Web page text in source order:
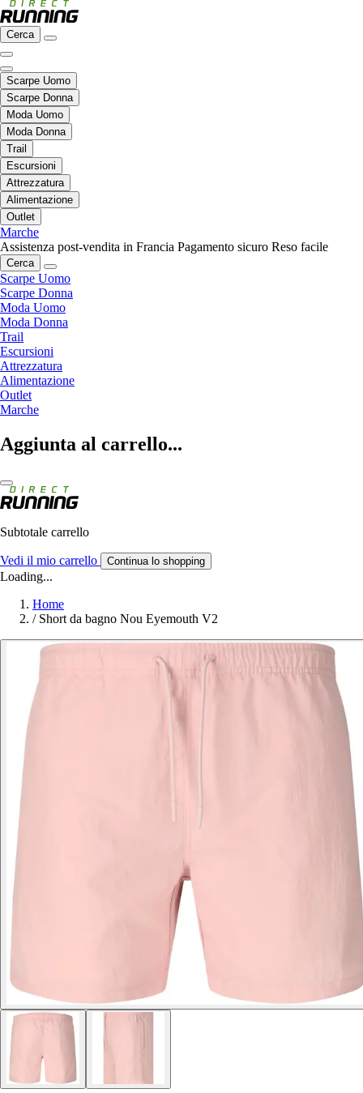
Cerca
Scarpe Uomo
Scarpe Donna
Moda Uomo
Moda Donna
Trail
Escursioni
Attrezzatura
Alimentazione
Outlet
Marche
Assistenza post-vendita in Francia Pagamento sicuro Reso facile
Cerca
Scarpe Uomo
Scarpe Donna
Moda Uomo
Moda Donna
Trail
Escursioni
Attrezzatura
Alimentazione
Outlet
Marche
Aggiunta al carrello...
Subtotale carrello
Vedi il mio carrello Continua lo shopping
Loading...
Home
/ Short da bagno Nou Eyemouth V2